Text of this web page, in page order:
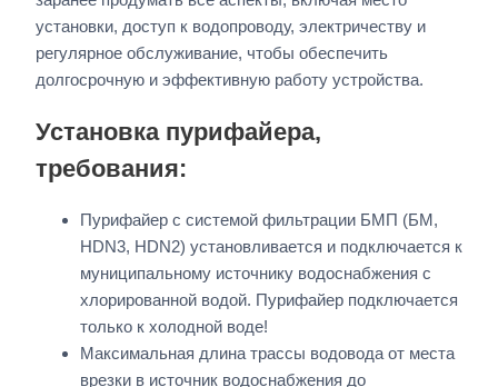
установки, доступ к водопроводу, электричеству и
регулярное обслуживание, чтобы обеспечить
долгосрочную и эффективную работу устройства.
Установка пурифайера,
требования:
Пурифайер с системой фильтрации БМП (БМ,
HDN3, HDN2) установливается и подключается к
муниципальному источнику водоснабжения с
хлорированной водой. Пурифайер подключается
только к холодной воде!
Максимальная длина трассы водовода от места
врезки в источник водоснабжения до